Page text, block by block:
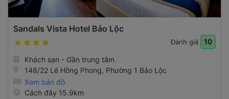
Sandals Vista Hotel Bảo Lộc
Đánh giá 10
Khách sạn - Gần trung tâm
148/22 Lê Hồng Phong, Phường 1 Bảo Lộc
Xem bản đồ
Cách đây 15.9km